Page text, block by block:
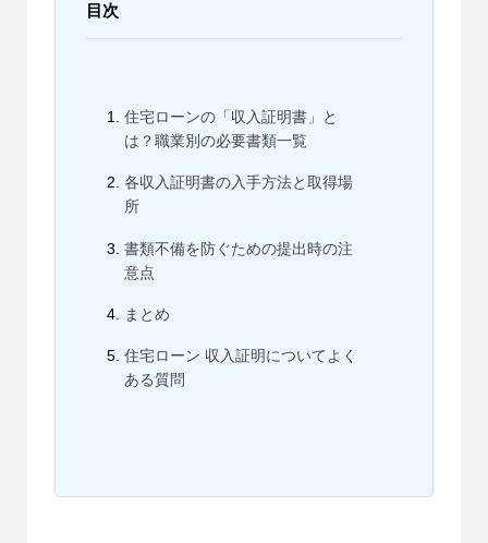
目次
住宅ローンの「収入証明書」と
は？職業別の必要書類一覧
各収入証明書の入手方法と取得場
所
書類不備を防ぐための提出時の注
意点
まとめ
住宅ローン 収入証明についてよく
ある質問